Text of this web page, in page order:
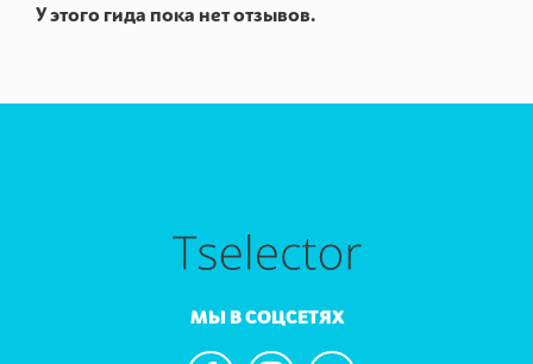
У этого гида пока нет отзывов.
МЫ В СОЦСЕТЯХ